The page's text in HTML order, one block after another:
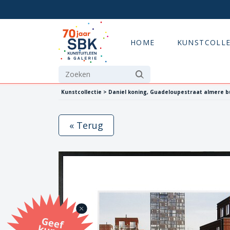
HOME
Kunstcollectie > Daniel koning, Guadeloupestraat almere
G
eef
u
n
st
a
d
o
m
et
e SB
K
u
n
stb
o
n
« Terug